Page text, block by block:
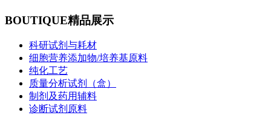
BOUTIQUE精品展示
科研试剂与耗材
细胞营养添加物/培养基原料
纯化工艺
质量分析试剂（盒）
制剂及药用辅料
诊断试剂原料